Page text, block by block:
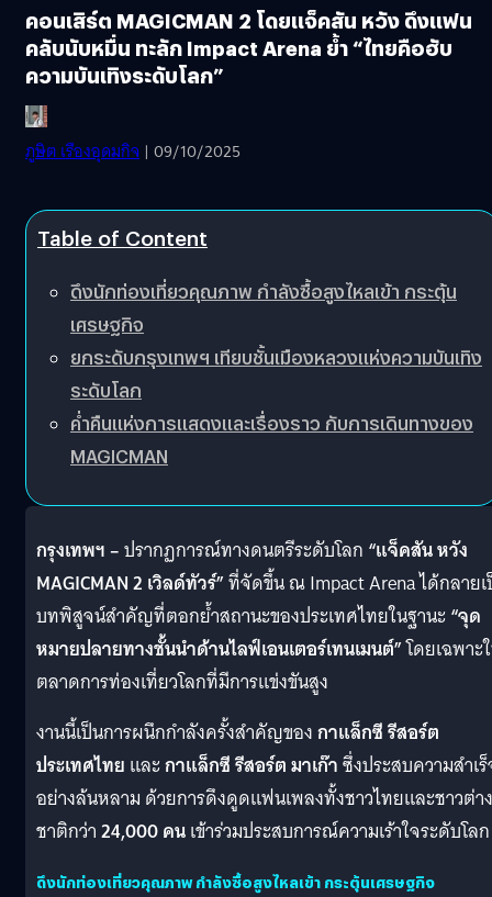
คอนเสิร์ต MAGICMAN 2 โดยแจ็คสัน หวัง ดึงแฟน
คลับนับหมื่น ทะลัก Impact Arena ย้ำ “ไทยคือฮับ
ความบันเทิงระดับโลก”
ภูษิต เรืองอุดมกิจ | 09/10/2025
Table of Content
ดึงนักท่องเที่ยวคุณภาพ กำลังซื้อสูงไหลเข้า กระตุ้น
เศรษฐกิจ
ยกระดับกรุงเทพฯ เทียบชั้นเมืองหลวงแห่งความบันเทิง
ระดับโลก
ค่ำคืนแห่งการแสดงและเรื่องราว กับการเดินทางของ
MAGICMAN
กรุงเทพฯ –ปรากฏการณ์ทางดนตรีระดับโลก “แจ็คสัน หวัง
MAGICMAN 2 เวิลด์ทัวร์”ที่จัดขึ้น ณ Impact Arena ได้กลาย
บทพิสูจน์สำคัญที่ตอกย้ำสถานะของประเทศไทยในฐานะ“จุด
หมายปลายทางชั้นนำด้านไลฟ์เอนเตอร์เทนเมนต์”โดยเฉพาะ
ตลาดการท่องเที่ยวโลกที่มีการแข่งขันสูง
งานนี้เป็นการผนึกกำลังครั้งสำคัญของกาแล็กซี รีสอร์ต
ประเทศไทย และกาแล็กซี รีสอร์ต มาเก๊าซึ่งประสบความสำเ
อย่างล้นหลาม ด้วยการดึงดูดแฟนเพลงทั้งชาวไทยและชาวต่าง
ชาติกว่า24,000 คนเข้าร่วมประสบการณ์ความเร้าใจระดับโลก
ดึงนักท่องเที่ยวคุณภาพ กำลังซื้อสูงไหลเข้า กระตุ้นเศรษฐกิจ